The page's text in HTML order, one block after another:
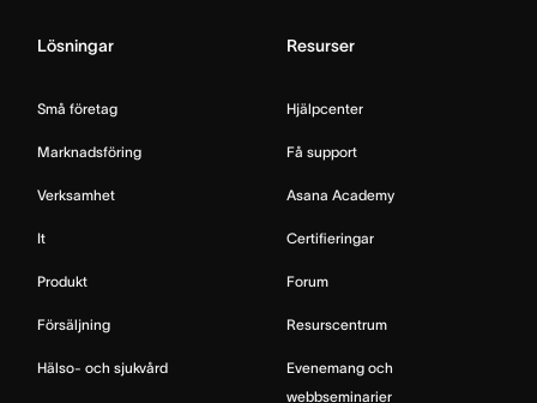
Lösningar
Små företag
Marknadsföring
Verksamhet
It
Produkt
Försäljning
Hälso- och sjukvård
Resurser
Hjälpcenter
Få support
Asana Academy
Certifieringar
Forum
Resurscentrum
Evenemang och
webbseminarier